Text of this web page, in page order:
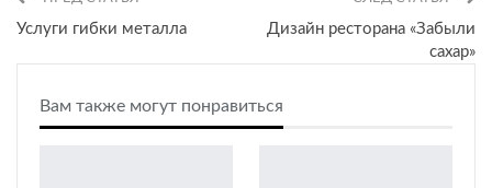
Услуги гибки металла
Дизайн ресторана «Забыли
сахар»
Вам также могут понравиться